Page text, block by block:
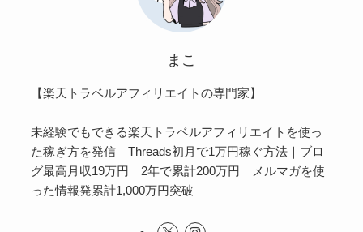
まこ
【楽天トラベルアフィリエイトの専門家】
未経験でもできる楽天トラベルアフィリエイトを使っ
た稼ぎ方を発信｜Threads初月で1万円稼ぐ方法｜ブロ
グ最高月収19万円｜2年で累計200万円｜メルマガを使
った情報発累計1,000万円突破